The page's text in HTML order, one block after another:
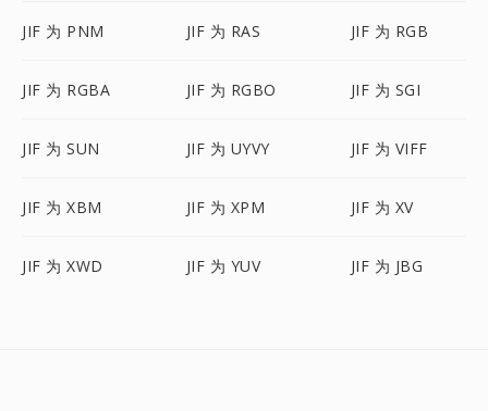
JIF 为 PNM JIF 为 RAS JIF 为 RGB
JIF 为 RGBA JIF 为 RGBO JIF 为 SGI
JIF 为 SUN JIF 为 UYVY JIF 为 VIFF
JIF 为 XBM JIF 为 XPM JIF 为 XV
JIF 为 XWD JIF 为 YUV JIF 为 JBG